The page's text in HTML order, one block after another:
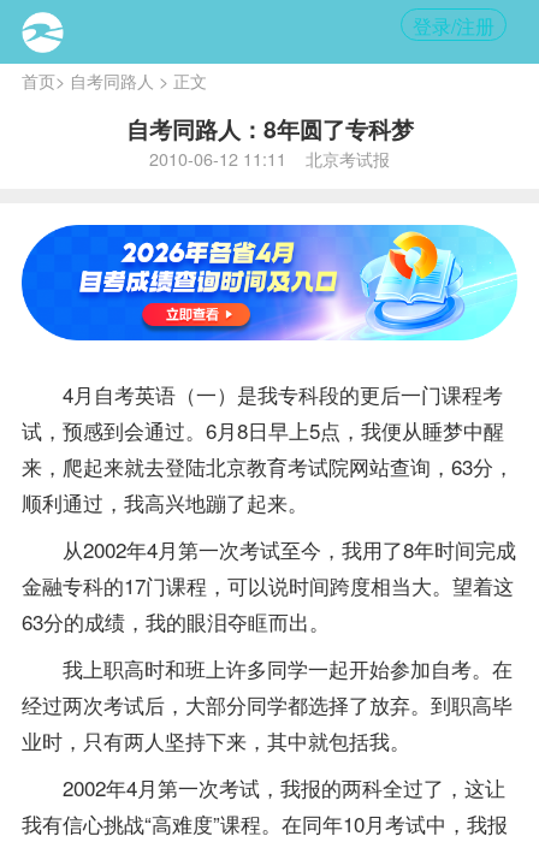
登录/注册
首页> 自考同路人 > 正文
自考同路人：8年圆了专科梦
2010-06-12 11:11 北京考试报
4月自考英语（一） 是我专科段的更后一门课程考
试，预感到会通过。6月8日早上5点，我便从睡梦中醒
来，爬起来就去登陆北京教育考试院网站查询，63分，
顺利通过，我高兴地蹦了起来。
从2002年4月第一次考试至今，我用了8年时间完成
金融专科的17门课程，可以说时间跨度相当大。望着这
63分的成绩，我的眼泪夺眶而出。
我上职高时和班上许多同学一起开始参加自考。在
经过两次考试后，大部分同学都选择了放弃。到职高毕
业时，只有两人坚持下来，其中就包括我。
2002年4月第一次考试，我报的两科全过了，这让
我有信心挑战“高难度”课程。在同年10月考试中，我报